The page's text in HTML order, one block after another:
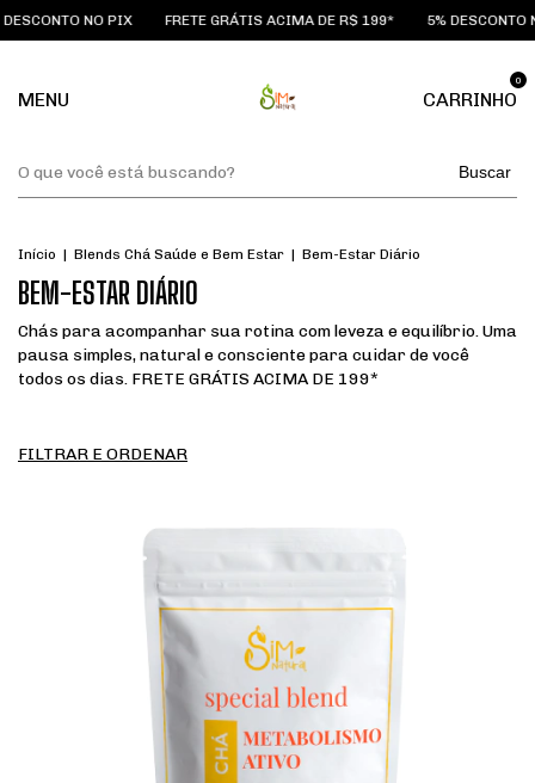
NO PIX FRETE GRÁTIS ACIMA DE R$ 199* 5% DESCONTO
MENU CARRINHO
0
Buscar
Início | Blends Chá Saúde e Bem Estar | Bem-Estar Diário
BEM-ESTAR DIÁRIO
Chás para acompanhar sua rotina com leveza e equilíbrio. Uma
pausa simples, natural e consciente para cuidar de você
todos os dias. FRETE GRÁTIS ACIMA DE 199*
FILTRAR E ORDENAR